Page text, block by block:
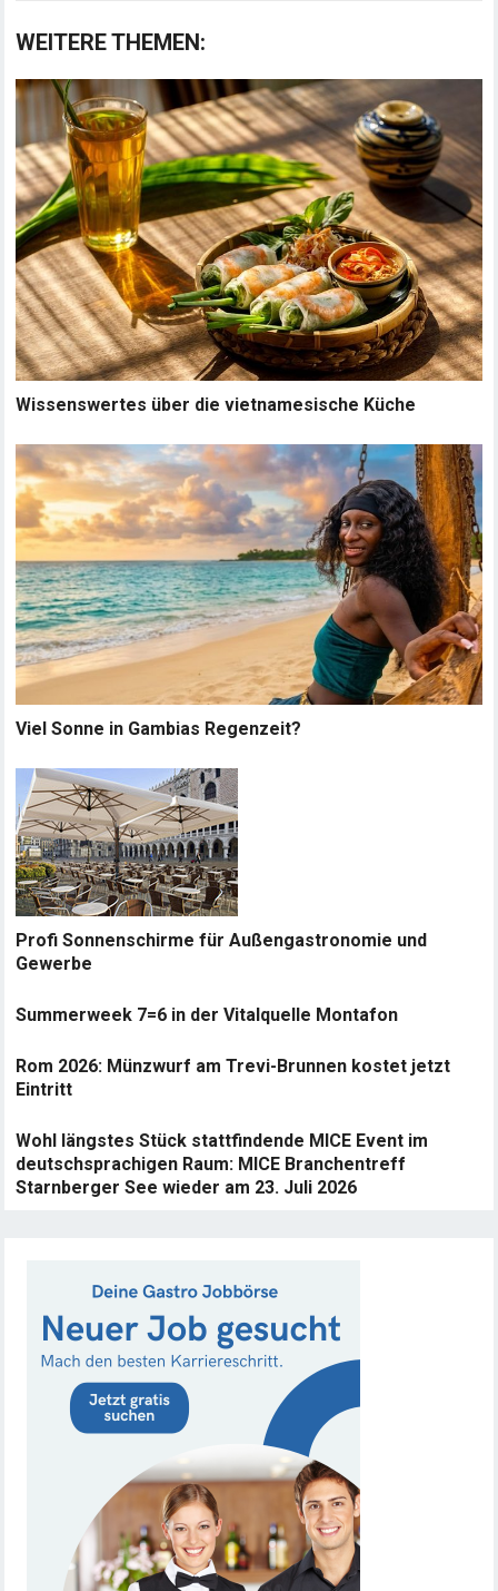
WEITERE THEMEN:
Wissenswertes über die vietnamesische Küche
Viel Sonne in Gambias Regenzeit?
Profi Sonnenschirme für Außengastronomie und
Gewerbe
Summerweek 7=6 in der Vitalquelle Montafon
Rom 2026: Münzwurf am Trevi-Brunnen kostet jetzt
Eintritt
Wohl längstes Stück stattfindende MICE Event im
deutschsprachigen Raum: MICE Branchentreff
Starnberger See wieder am 23. Juli 2026